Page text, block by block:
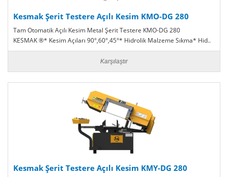
Kesmak Şerit Testere Açılı Kesim KMO-DG 280
Tam Otomatik Açılı Kesim Metal Şerit Testere KMO-DG 280
KESMAK ®* Kesim Açıları 90°,60°,45°* Hidrolik Malzeme Sıkma* Hid..
Karşılaştır
Kesmak Şerit Testere Açılı Kesim KMY-DG 280